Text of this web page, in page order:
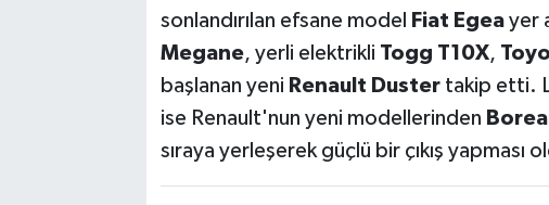
sonlandırılan efsane model
Fiat Egeayer
Megane, yerli elektrikli Togg T10X,
başlanan yeni Renault Dustertakip etti.
ise Renault'nun yeni modellerinden Boreal
sıraya yerleşerek güçlü bir çıkış yapması